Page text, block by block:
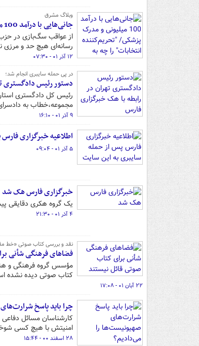
وبلاگ مشرق
جانی‌هایی با درآمد 100 میلیونی و مدرک پزشکی/ "تحریم‌کننده انتخابات" را چه به داعیه‌داری مطالبات مردم؟
از عواقب سگ‌بازی در
رسانه‌ای هیچ حد و مرزی
۱۲ آذر ۰۱ - ۰۷:۳۰
در پی حمله سایبری انجام شد؛
دستور رئیس دادگستری
رئیس کل دادگستری
مجموعه،خطاب به
۹ آذر ۰۱ - ۱۶:۱۰
اطلاعیه خبرگزاری
۵ آذر ۰۱ - ۰۹:۰۴
خبرگزاری فارس هک شد
یک گروه هکری دقایقی
۴ آذر ۰۱ - ۲۱:۳۰
نقد و بررسی کتاب صوتی «خط
فضاهای فرهنگی شأنی
مؤسس گروه فرهنگی و
کتاب صوتی دیده نشده
۲۲ آبان ۰۱ - ۱۷:۰۸
چرا باید پاسخ
کارشناسان مسائل
امنیتش با هیچ کسی
۲۸ اسفند ۰۰ - ۱۵:۴۴